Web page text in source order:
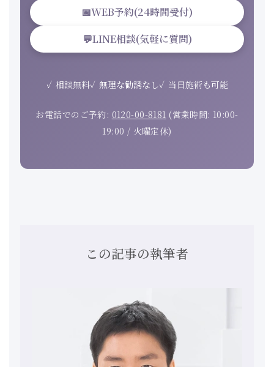
📅WEB予約(24時間受付)
💬LINE相談(気軽に質問)
相談無料 無理な勧誘なし 当日施術も可能
お電話でのご予約: 0120-00-8181 (営業時間: 10:00-
19:00 / 火曜定休)
この記事の執筆者